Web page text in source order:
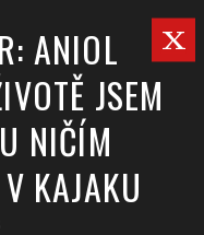
ANIOL
JSEM
NIČÍM
KAJAKU